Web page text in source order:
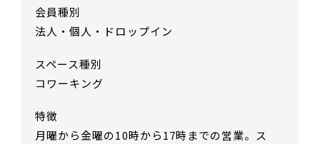
会員種別
法人・個人・ドロップイン
スペース種別
コワーキング
特徴
月曜から金曜の10時から17時までの営業。ス